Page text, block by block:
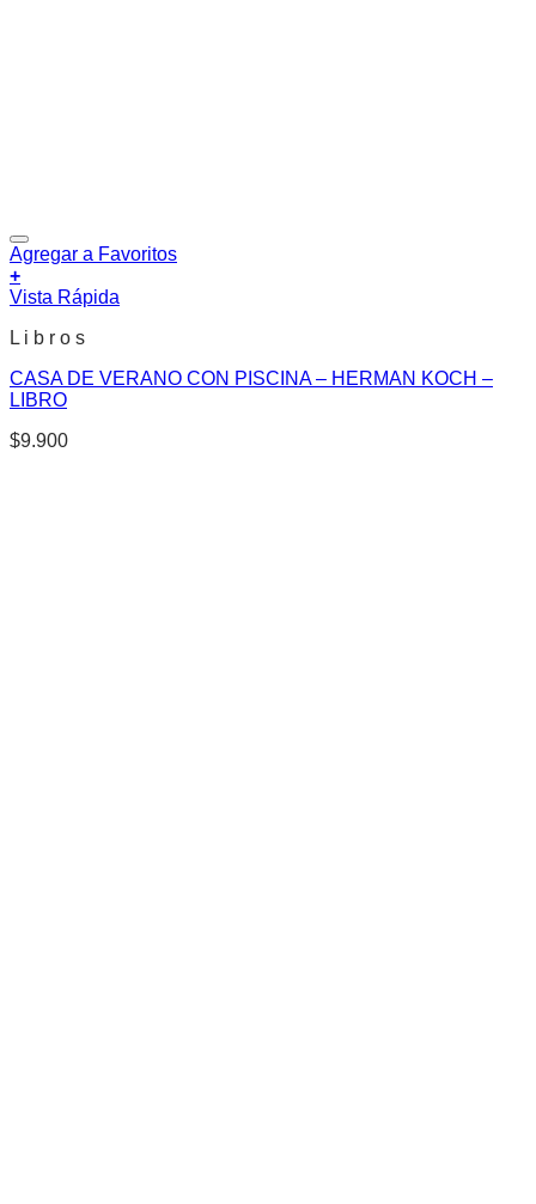
Agregar a Favoritos
+
Vista Rápida
L i b r o s
CASA DE VERANO CON PISCINA – HERMAN KOCH –
LIBRO
$9.900